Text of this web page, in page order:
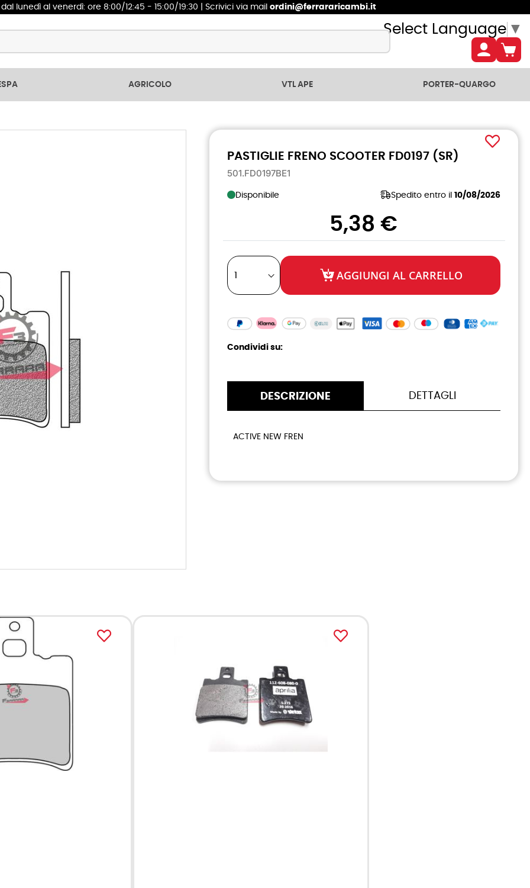
dal lunedì al venerdì: ore 8:00/12:45 - 15:00/19:30 | Scrivici via mail ordini@ferrararicambi.it
Select Language ▼
AGRICOLO VTL APE PORTER-QUARGO
PASTIGLIE FRENO SCOOTER FD0197 (SR)
501.FD0197BE1
Disponibile Spedito entro il 10/08/2026
5,38 €
AGGIUNGI AL CARRELLO
Condividi su:
DESCRIZIONE
ACTIVE NEW FREN
DETTAGLI